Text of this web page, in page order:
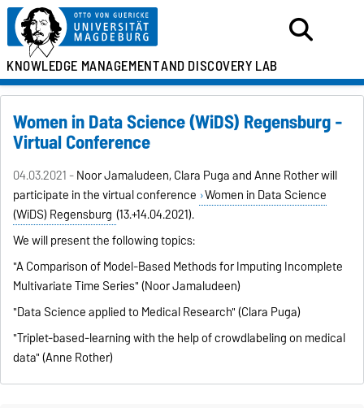
KNOWLEDGE MANAGEMENTAND DISCOVERY LAB
Women in Data Science (WiDS) Regensburg -
Virtual Conference
04.03.2021 -Noor Jamaludeen, Clara Puga and Anne Rother will
participate in the virtual conference Women in Data Science
(WiDS) Regensburg (13.+14.04.2021).
We will present the following topics:
"A Comparison of Model-Based Methods for Imputing Incomplete
Multivariate Time Series" (Noor Jamaludeen)
"Data Science applied to Medical Research" (Clara Puga)
"Triplet-based-learning with the help of crowdlabeling on medical
data" (Anne Rother)